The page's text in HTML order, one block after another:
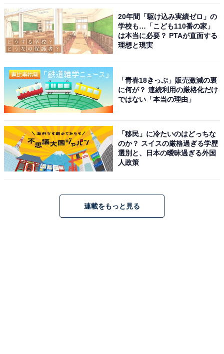
20年間「駆け込み実績ゼロ」の
学校も…「こども110番の家」
は本当に必要？ PTAが直面する
理想と現実
「青春18きっぷ」販売激減の裏
に何が？ 連続利用の厳格化だけ
ではない「本当の理由」
「移民」に冷たいのはどっちな
のか？ スイスの厳格過ぎる学歴
選別と、日本の曖昧過ぎる外国
人政策
連載をもっと見る